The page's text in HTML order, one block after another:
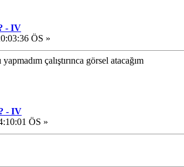
- IV
ÖS »
çalıştırınca görsel atacağım
- IV
ÖS »